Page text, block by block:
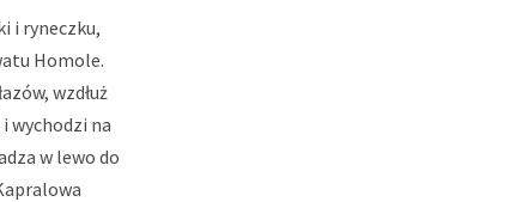
i ryneczku,
Homole.
wzdłuż
wychodzi na
w lewo do